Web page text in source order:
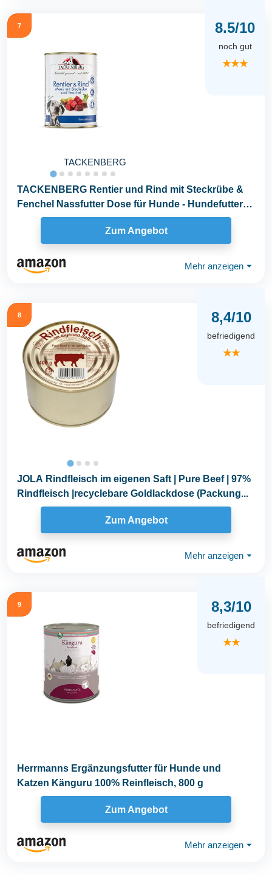
7
TACKENBERG
8.5/10
noch gut
★★★
TACKENBERG Rentier und Rind mit Steckrübe &
Fenchel Nassfutter Dose für Hunde - Hundefutter
Zum Angebot
Mehr anzeigen ⏷
8 8,4/10
befriedigend
★★
JOLA Rindfleisch im eigenen Saft | Pure Beef | 97%
Rindfleisch |recyclebare Goldlackdose (Packung...
Zum Angebot
Mehr anzeigen ⏷
9 8,3/10
befriedigend
★★
Herrmanns Ergänzungsfutter für Hunde und
Katzen Känguru 100% Reinfleisch, 800 g
Zum Angebot
Mehr anzeigen ⏷